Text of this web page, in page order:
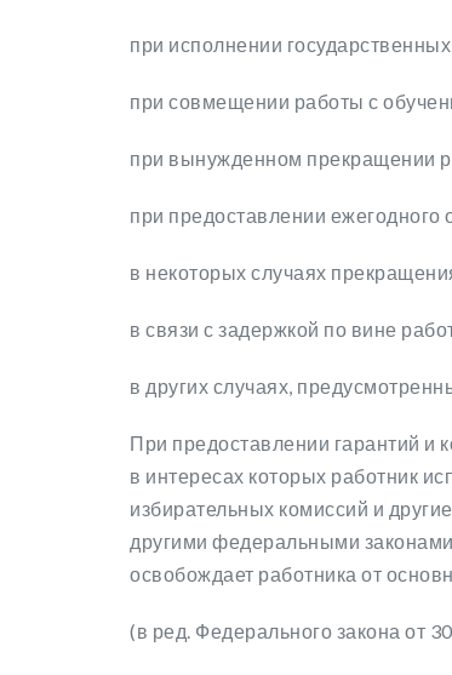
при исполнении
при совмещении работы с
при вынужденном прекращении
при предоставлении ежегодного
в некоторых случаях
в связи с задержкой по вине
в других случаях,
При предоставлении гарантий и
в интересах которых работник
избирательных комиссий и
другими федеральными
освобождает работника от
(в ред. Федерального закона от